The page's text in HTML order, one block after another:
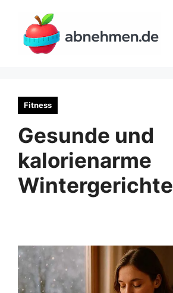
springen
Fitness
Gesunde und
kalorienarme
Wintergerichte